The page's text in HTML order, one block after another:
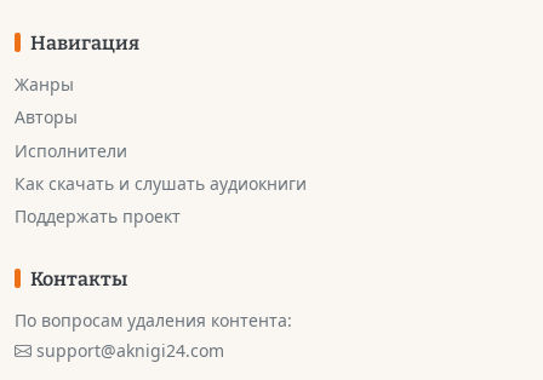
Навигация
Жанры
Авторы
Исполнители
Как скачать и слушать аудиокниги
Поддержать проект
Контакты
По вопросам удаления контента:
support@aknigi24.com